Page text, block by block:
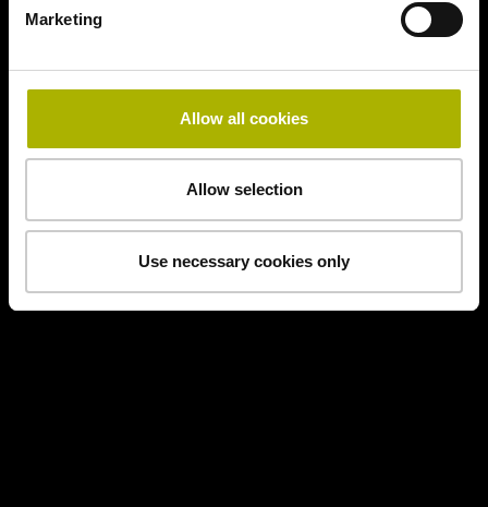
Marketing
Allow all cookies
Allow selection
Use necessary cookies only